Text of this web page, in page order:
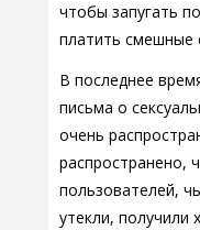
чтобы запугать
платить смешные
В последнее
письма о
очень
распространено,
пользователей,
утекли, получили